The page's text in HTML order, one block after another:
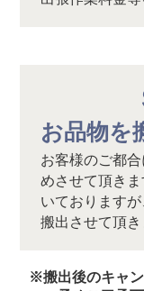
お品物を
お客様のご都
めさせて頂き
いております
搬出させて頂き
※搬出後のキャ